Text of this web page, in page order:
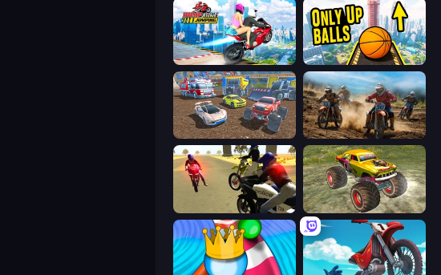
Ramp Bike Jumping Only Up Balls
Mad Cars: Racing & Crash Motocross Dirt Bike Race Games
3D Moto Simulator 2 Real Simulator: Monster Truck